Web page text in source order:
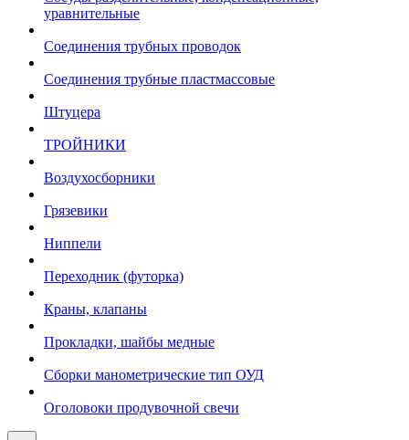
уравнительные
Соединения трубных проводок
Соединения трубные пластмассовые
Штуцера
ТРОЙНИКИ
Воздухосборники
Грязевики
Ниппели
Переходник (футорка)
Краны, клапаны
Прокладки, шайбы медные
Сборки манометрические тип ОУД
Оголовоки продувочной свечи